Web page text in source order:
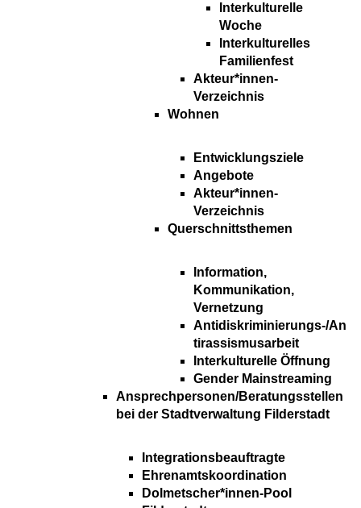
Interkulturelle
Woche
Interkulturelles
Familienfest
Akteur*innen-
Verzeichnis
Wohnen
Entwicklungsziele
Angebote
Akteur*innen-
Verzeichnis
Querschnittsthemen
Information,
Kommunikation,
Vernetzung
Antidiskriminierungs-/An
tirassismusarbeit
Interkulturelle Öffnung
Gender Mainstreaming
Ansprechpersonen/Beratungsstellen
bei der Stadtverwaltung Filderstadt
Integrationsbeauftragte
Ehrenamtskoordination
Dolmetscher*innen-Pool